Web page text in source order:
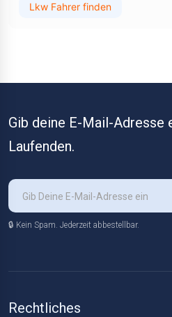
Lkw Fahrer finden
Gib deine E-Mail-Adresse
Laufenden.
🔒 Kein Spam. Jederzeit abbestellbar.
Rechtliches